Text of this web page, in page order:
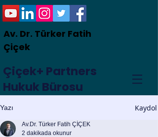
Av. Dr. Türker Fatih
Çiçek
Çiçek+ Partners
Hukuk Bürosu
Yazı Kaydol
Av.Dr. Türker Fatih ÇİÇEK
2 dakikada okunur